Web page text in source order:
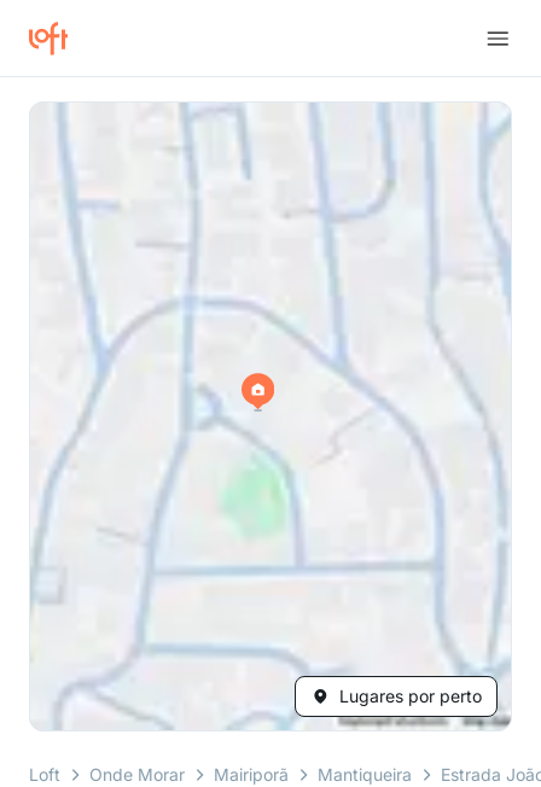
Lugares por perto
Loft Onde Morar Mairiporã Mantiqueira Estrada